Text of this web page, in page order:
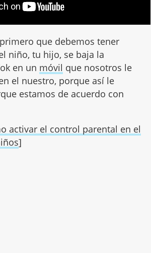
que debemos tener
niño, tu hijo, se baja la
en un móvil que nosotros le
el nuestro, porque así le
estamos de acuerdo con
activar el control parental en el
]